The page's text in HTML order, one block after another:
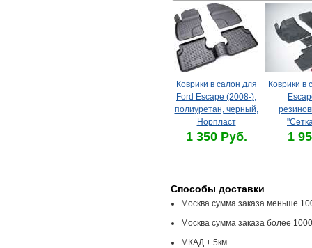
Коврики в салон для
Ford Escape (2008-),
полиуретан, черный,
Норпласт
1 350 Руб.
Коврики в
1
Способы доставки
Москва сумма заказа меньше
Москва сумма заказа более
МКАД + 5км